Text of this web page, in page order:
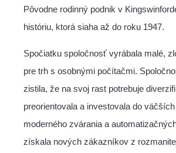
Pôvodne rodinný podnik v
históriu, ktorá siaha až do roku 1947.
Spočiatku spoločnosť vyrábala malé,
pre trh s osobnými počítačmi.
zistila, že na svoj rast potrebuje
preorientovala a investovala do väčších
moderného zvárania a
získala nových zákazníkov z